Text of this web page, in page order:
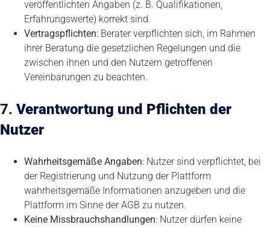
veröffentlichten Angaben (z. B. Qualifikationen,
Erfahrungswerte) korrekt sind.
Vertragspflichten: Berater verpflichten sich, im Rahmen
ihrer Beratung die gesetzlichen Regelungen und die
zwischen ihnen und den Nutzern getroffenen
Vereinbarungen zu beachten.
7. Verantwortung und Pflichten der
Nutzer
Wahrheitsgemäße Angaben: Nutzer sind verpflichtet, bei
der Registrierung und Nutzung der Plattform
wahrheitsgemäße Informationen anzugeben und die
Plattform im Sinne der AGB zu nutzen.
Keine Missbrauchshandlungen: Nutzer dürfen keine